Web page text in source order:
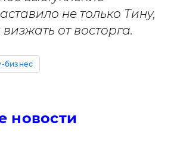
не только Тину,
от восторга.
бизнес
новости